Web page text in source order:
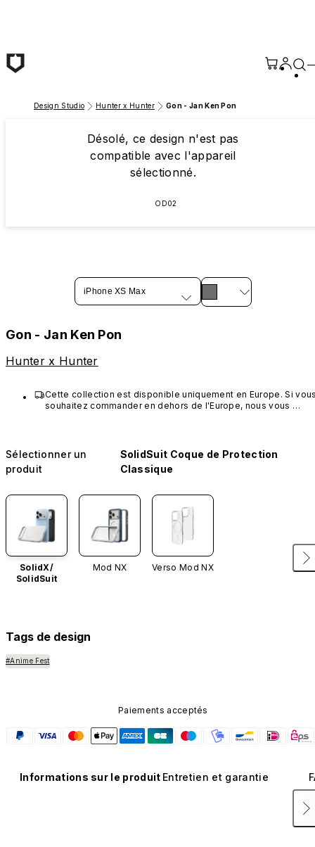
Design Studio Hunter x Hunter Gon - Jan Ken Pon
Désolé, ce design n'est pas
compatible avec l'appareil
sélectionné.
OD02
iPhone XS Max
Gon - Jan Ken Pon
Hunter x Hunter
Cette collection est disponible uniquement en Europe. Si
souhaitez commander en dehors de l'Europe, nous vous
Sélectionner un
produit
SolidSuit Coque de Protection
Classique
SolidX/
SolidSuit
Mod NX Verso Mod NX
Tags de design
#Anime Fest
Paiements acceptés
Informations sur le produit Entretien et garantie